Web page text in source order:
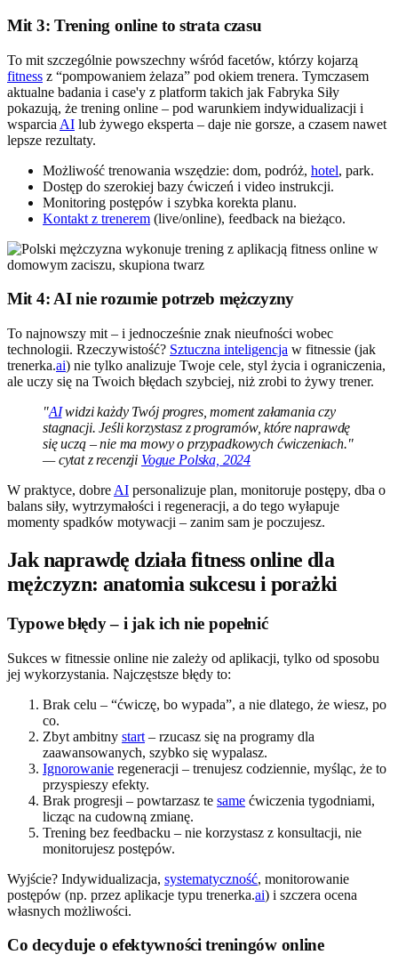
Mit 3: Trening online to strata czasu
To mit szczególnie powszechny wśród facetów, którzy kojarzą
fitness z “pompowaniem żelaza” pod okiem trenera. Tymczasem
aktualne badania i case'y z platform takich jak Fabryka Siły
pokazują, że trening online – pod warunkiem indywidualizacji i
wsparcia AI lub żywego eksperta – daje nie gorsze, a czasem nawet
lepsze rezultaty.
Możliwość trenowania wszędzie: dom, podróż, hotel, park.
Dostęp do szerokiej bazy ćwiczeń i video instrukcji.
Monitoring postępów i szybka korekta planu.
Kontakt z trenerem (live/online), feedback na bieżąco.
Mit 4: AI nie rozumie potrzeb mężczyzny
To najnowszy mit – i jednocześnie znak nieufności wobec
technologii. Rzeczywistość? Sztuczna inteligencja w fitnessie (jak
trenerka.ai) nie tylko analizuje Twoje cele, styl życia i ograniczenia,
ale uczy się na Twoich błędach szybciej, niż zrobi to żywy trener.
"AIwidzi każdy Twój progres, moment załamania czy
stagnacji. Jeśli korzystasz z programów, które naprawdę
się uczą – nie ma mowy o przypadkowych ćwiczeniach."
— cytat z recenzji Vogue Polska, 2024
W praktyce, dobre AI personalizuje plan, monitoruje postępy, dba o
balans siły, wytrzymałości i regeneracji, a do tego wyłapuje
momenty spadków motywacji – zanim sam je poczujesz.
Jak naprawdę działa fitness online dla
mężczyzn: anatomia sukcesu i porażki
Typowe błędy – i jak ich nie popełnić
Sukces w fitnessie online nie zależy od aplikacji, tylko od sposobu
jej wykorzystania. Najczęstsze błędy to:
Brak celu – “ćwiczę, bo wypada”, a nie dlatego, że wiesz, po
co.
Zbyt ambitny start – rzucasz się na programy dla
zaawansowanych, szybko się wypalasz.
Ignorowanie regeneracji – trenujesz codziennie, myśląc, że to
przyspieszy efekty.
Brak progresji – powtarzasz te same ćwiczenia tygodniami,
licząc na cudowną zmianę.
Trening bez feedbacku – nie korzystasz z konsultacji, nie
monitorujesz postępów.
Wyjście? Indywidualizacja, systematyczność, monitorowanie
postępów (np. przez aplikacje typu trenerka.ai) i szczera ocena
własnych możliwości.
Co decyduje o efektywności treningów online